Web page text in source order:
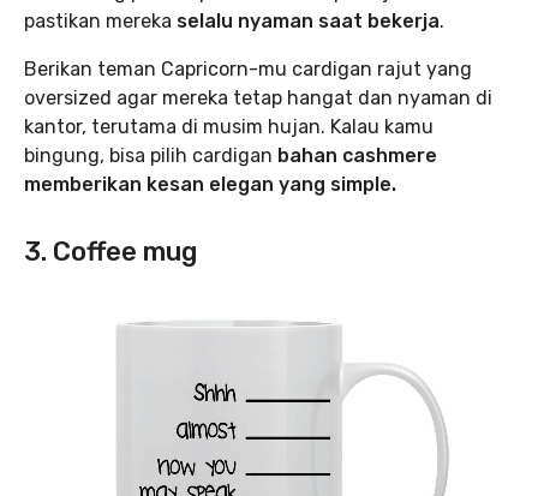
pastikan mereka selalu nyaman saat bekerja.
Berikan teman Capricorn-mu cardigan rajut yang
oversized agar mereka tetap hangat dan nyaman di
kantor, terutama di musim hujan. Kalau kamu
bingung, bisa pilih cardigan bahan cashmere
memberikan kesan elegan yang simple.
3. Coffee mug